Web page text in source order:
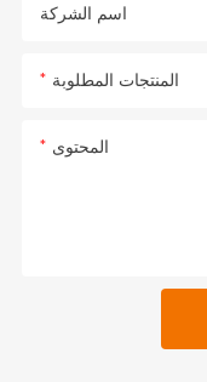
اسم الشركة
المنتجات المطلوبة
المحتوى